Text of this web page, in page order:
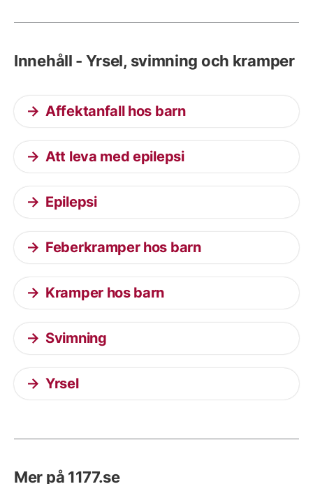
Innehåll - Yrsel, svimning och kramper
Affektanfall hos barn
Att leva med epilepsi
Epilepsi
Feberkramper hos barn
Kramper hos barn
Svimning
Yrsel
Mer på 1177.se